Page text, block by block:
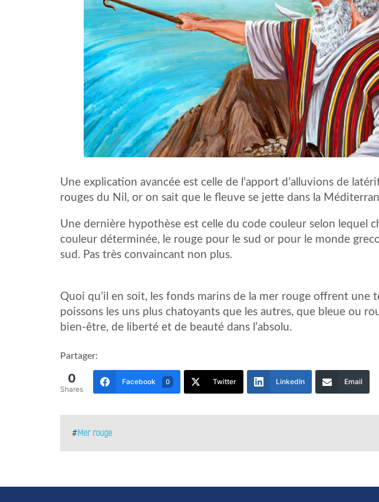
Une explication avancée est celle de l’apport d’alluvions de
rouges du Nil, or on sait que le fleuve se jette dans la
Une dernière hypothèse est celle du code couleur selon lequel
couleur déterminée, le rouge pour le sud or pour le monde
sud. Pas très convaincant non plus.
Quoi qu’il en soit, les fonds marins de la mer rouge offrent une
poissons les uns plus chatoyants que les autres, que bleue ou
bien-être, de liberté et de beauté dans l’absolu.
Partager:
0
Shares
Facebook 0 Twitter LinkedIn Email
#Mer rouge